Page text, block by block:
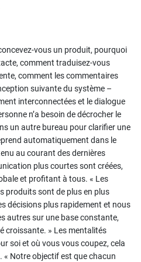
vous un produit, pourquoi
comment traduisez-vous
comment les commentaires
suivante du système –
interconnectées et le dialogue
n’a besoin de décrocher le
un autre bureau pour clarifier une
automatiquement dans le
au courant des dernières
plus courtes sont créées,
et profitant à tous. « Les
produits sont de plus en plus
décisions plus rapidement et nous
autres sur une base constante,
croissante. » Les mentalités
soi et où vous vous coupez, cela
« Notre objectif est que chacun